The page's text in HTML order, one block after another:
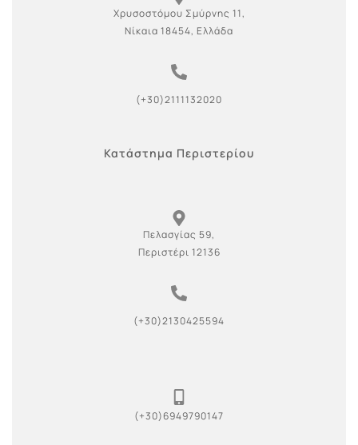
Χρυσοστόμου Σμύρνης 11,
Νίκαια 18454, Ελλάδα
(+30)2111132020
Κατάστημα Περιστερίου
Πελασγίας 59,
Περιστέρι 12136
(+30)2130425594
(+30)6949790147